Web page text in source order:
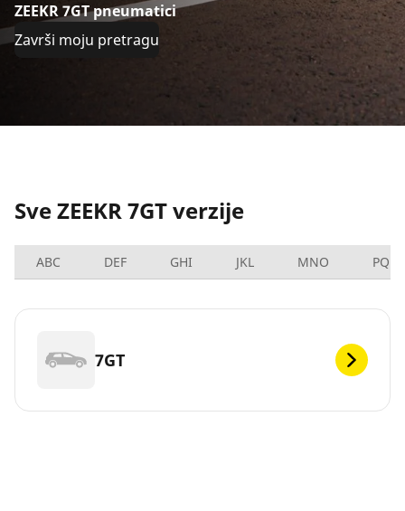
ZEEKR 7GT pneumatici
Završi moju pretragu
Sve ZEEKR 7GT verzije
ABC DEF GHI JKL MNO PQRS
7GT